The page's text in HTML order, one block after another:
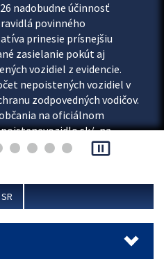
nadobudne účinnosť
povinného
prinesie prísnejšiu
zasielanie pokút aj
vozidiel z evidencie.
nepoistených vozidiel v
zodpovedných vodičov.
na oficiálnom
, na
aj možnosť overiť si...
pause_presentation